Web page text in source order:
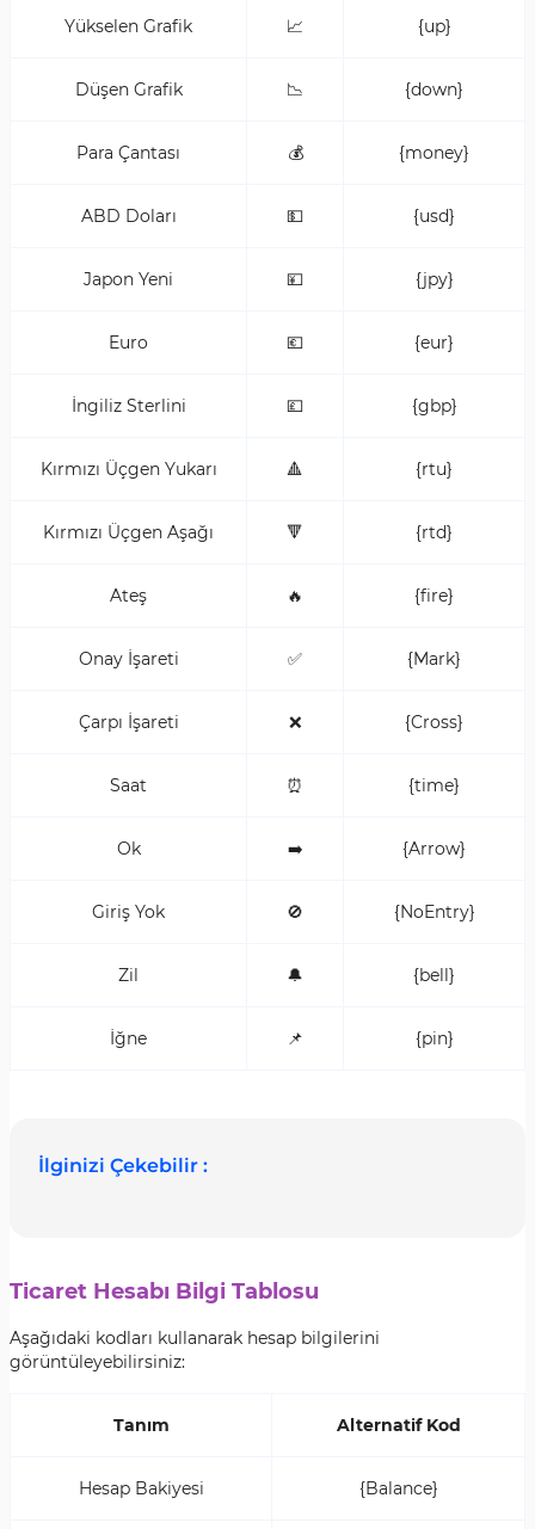
Yükselen Grafik 📈 {up}
Düşen Grafik 📉 {down}
Para Çantası 💰 {money}
ABD Doları 💵 {usd}
Japon Yeni 💴 {jpy}
Euro 💶 {eur}
İngiliz Sterlini 💷 {gbp}
Kırmızı Üçgen Yukarı 🔺 {rtu}
Kırmızı Üçgen Aşağı 🔻 {rtd}
Ateş 🔥 {fire}
Onay İşareti ✅ {Mark}
Çarpı İşareti ❌ {Cross}
Saat ⏰ {time}
Ok ➡️ {Arrow}
Giriş Yok 🚫 {NoEntry}
Zil 🔔 {bell}
İğne 📌 {pin}
İlginizi Çekebilir :
Ticaret Hesabı Bilgi Tablosu
Aşağıdaki kodları kullanarak hesap bilgilerini
görüntüleyebilirsiniz:
Tanım Alternatif Kod
Hesap Bakiyesi {Balance}